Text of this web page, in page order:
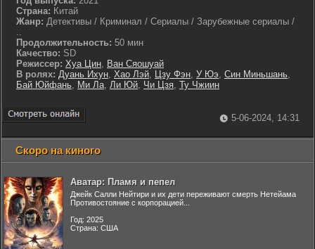
Страна: Китай
Жанр: Детективы / Криминал / Сериалы / Зарубежные сериалы /
..
Продолжительность: 50 мин
Качество: SD
Режиссер: Хуа Цин, Ван Сяошуай
В ролях: Дуань Ихун, Хао Лэй, Цзу Фэн, У Юэ, Син Миньшань,
Бай Юйфань, Ми Ла, Ли Юй, Чи Цзя, Ту Чжиин
5-06-2024, 14:31
Скоро на киного
Аватар: Пламя и пепел
Джейк Салли Нейтири и их дети переживают смерть Нетейама
Противостояние с корпорацией...
Год: 2025
Страна: США